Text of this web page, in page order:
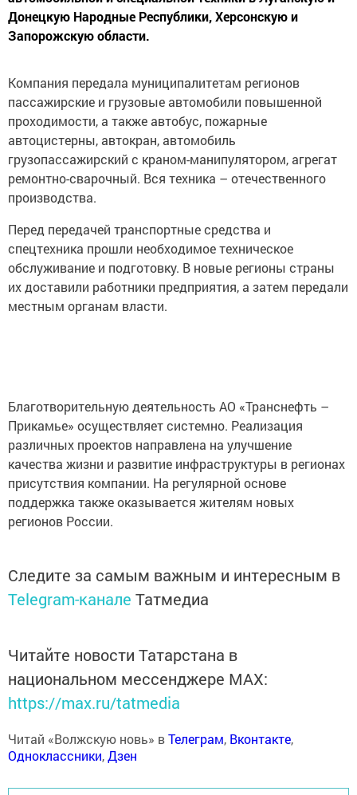
Донецкую Народные Республики, Херсонскую и
Запорожскую области.
Компания передала муниципалитетам регионов
пассажирские и грузовые автомобили повышенной
проходимости, а также автобус, пожарные
автоцистерны, автокран, автомобиль
грузопассажирский с краном-манипулятором, агрегат
ремонтно-сварочный. Вся техника – отечественного
производства.
Перед передачей транспортные средства и
спецтехника прошли необходимое техническое
обслуживание и подготовку. В новые регионы страны
их доставили работники предприятия, а затем передали
местным органам власти.
Благотворительную деятельность АО «Транснефть –
Прикамье» осуществляет системно. Реализация
различных проектов направлена на улучшение
качества жизни и развитие инфраструктуры в регионах
присутствия компании. На регулярной основе
поддержка также оказывается жителям новых
регионов России.
Следите за самым важным и интересным в
Telegram-канале Татмедиа
Читайте новости Татарстана в
национальном мессенджере MАХ:
https://max.ru/tatmedia
Читай «Волжскую новь» вТелеграм, Вконтакте,
Одноклассники,Дзен